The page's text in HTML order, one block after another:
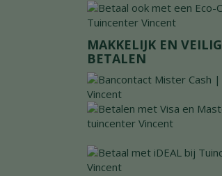
MAKKELIJK EN VEILIG
BETALEN